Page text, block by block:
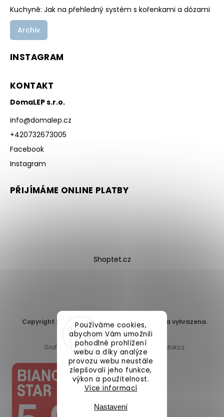
Používáme cookies,
abychom Vám umožnili
pohodlné prohlížení
webu a díky analýze
provozu webu neustále
zlepšovali jeho funkce,
výkon a použitelnost.
Více informací
Nastavení
Kuchyně: Jak na přehledný systém s kořenkami a dózami
Archiv
INSTAGRAM
KONTAKT
DomaLEP s.r.o.
info@domalep.cz
+420732673005
Facebook
Instagram
PŘIJÍMÁME ONLINE PLATBY
Shoptet.cz
Copyright 2026 DomaLEP s.r.o. . Všechna práva vyhrazena.
Upravit nastavení cookies
Grafický návrh vytvořil a nakódoval
Shoptak.cz